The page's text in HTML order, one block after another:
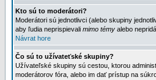
Kto sú to moderátori?
Moderátori sú jednotlivci (alebo skupiny
aby ľudia neprispievali mimo témy alebo
Návrat hore
Čo sú to užívateťské skupiny?
Užívateľské skupiny sú cestou, ktorou
moderátorov fóra, alebo im dať prístup na